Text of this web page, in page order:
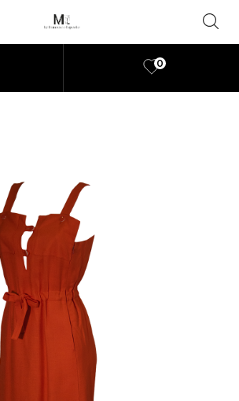
world visit Envato to buy and
sell creative assets, use smart
design templates, learn
creative skills or even hire
freelancers. With an industry-
leading marketplace paired
with an unlimited subscription
service, Envato helps creatives
like you get projects done
faster.
0